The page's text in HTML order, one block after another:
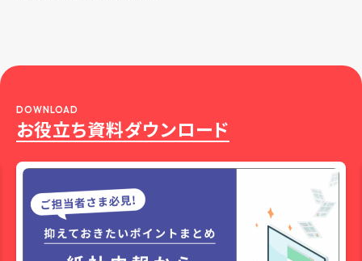
お役立ち資料ダウンロード
DOWNLOAD